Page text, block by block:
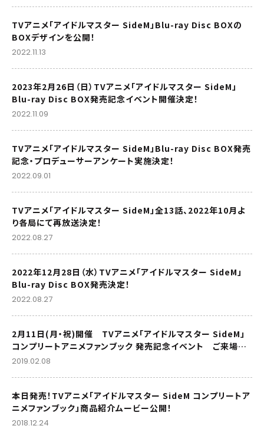
TVアニメ「アイドルマスター SideM」Blu-ray Disc BOXの
BOXデザインを公開！
2022.11.13
2023年2月26日（日）TVアニメ「アイドルマスター SideM」
Blu-ray Disc BOX発売記念イベント開催決定！
2022.11.09
TVアニメ「アイドルマスター SideM」Blu-ray Disc BOX発売
記念・プロデューサーアンケート実施決定！
2022.09.01
TVアニメ「アイドルマスター SideM」全13話、2022年10月よ
り各局にて再放送決定！
2022.08.27
2022年12月28日（水）TVアニメ「アイドルマスター SideM」
Blu-ray Disc BOX発売決定！
2022.08.27
2月11日(月・祝)開催 TVアニメ「アイドルマスター SideM」
コンプリートアニメファンブック 発売記念イベント ご来場の
皆さまへのご案内
2019.02.08
本日発売！TVアニメ「アイドルマスター SideM コンプリートア
ニメファンブック」商品紹介ムービー公開！
2018.12.24